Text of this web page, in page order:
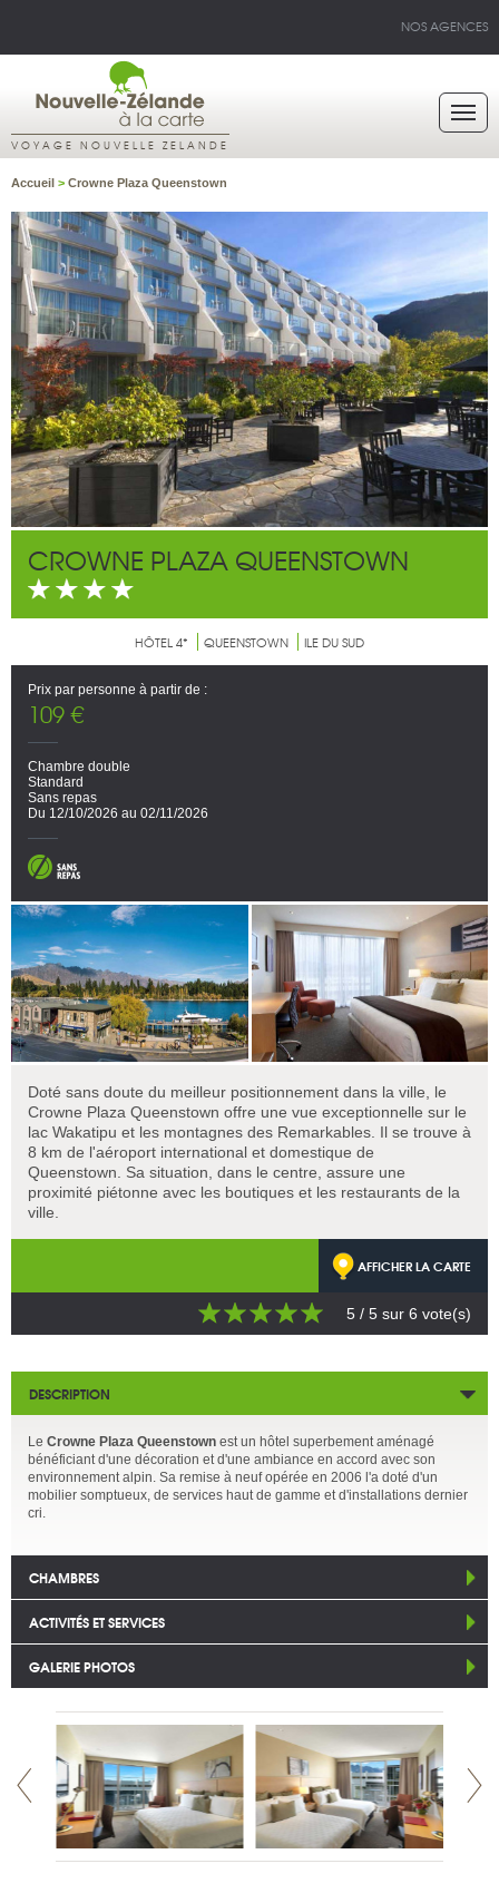
NOS AGENCES
VOYAGE NOUVELLE ZELANDE
Accueil > Crowne Plaza Queenstown
CROWNE PLAZA QUEENSTOWN
HÔTEL 4* QUEENSTOWN ILE DU SUD
Prix par personne à partir de :
109 €
Chambre double
Standard
Sans repas
Du 12/10/2026 au 02/11/2026
Doté sans doute du meilleur positionnement dans la ville, le
Crowne Plaza Queenstown offre une vue exceptionnelle sur le
lac Wakatipu et les montagnes des Remarkables. Il se trouve à
8 km de l'aéroport international et domestique de
Queenstown. Sa situation, dans le centre, assure une
proximité piétonne avec les boutiques et les restaurants de la
ville.
AFFICHER LA CARTE
5 / 5 sur 6 vote(s)
DESCRIPTION
Le Crowne Plaza Queenstown est un hôtel superbement aménagé
bénéficiant d'une décoration et d'une ambiance en accord avec son
environnement alpin. Sa remise à neuf opérée en 2006 l'a doté d'un
mobilier somptueux, de services haut de gamme et d'installations dernier
cri.
CHAMBRES
ACTIVITÉS ET SERVICES
GALERIE PHOTOS